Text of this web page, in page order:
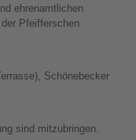
ehrenamtlichen
Pfeifferschen
Schönebecker
sind mitzubringen.